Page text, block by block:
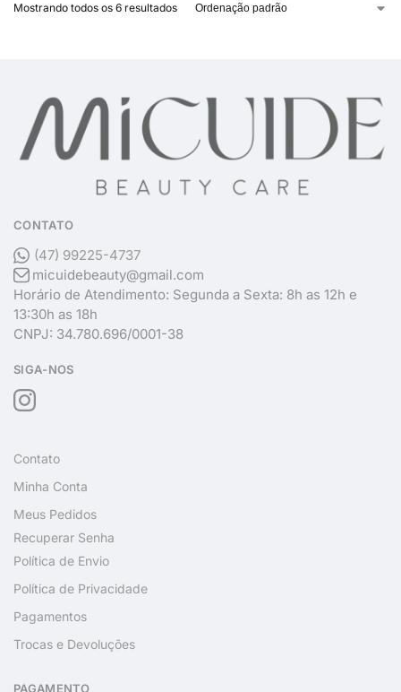
Mostrando todos os 6 resultados
CONTATO
(47) 99225-4737
micuidebeauty@gmail.com
Horário de Atendimento: Segunda a Sexta: 8h as 12h e
13:30h as 18h
CNPJ: 34.780.696/0001-38
SIGA-NOS
Contato
Minha Conta
Meus Pedidos
Recuperar Senha
Política de Envio
Política de Privacidade
Pagamentos
Trocas e Devoluções
PAGAMENTO